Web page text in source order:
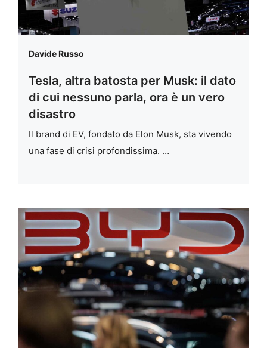
Davide Russo
Tesla, altra batosta per Musk: il dato
di cui nessuno parla, ora è un vero
disastro
Il brand di EV, fondato da Elon Musk, sta vivendo
una fase di crisi profondissima. …